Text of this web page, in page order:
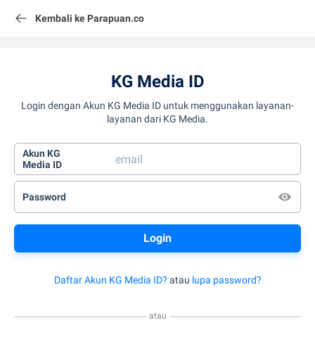
Kembali ke Parapuan.co
KG Media ID
Login dengan Akun KG Media ID untuk menggunakan layanan-
layanan dari KG Media.
Akun KG
Media ID
Password
Daftar Akun KG Media ID? atau lupa password?
atau